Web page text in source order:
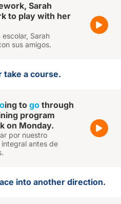
Sarah
to play with her
Sarah
sus amigos.
take a course.
ing to go through
program
on Monday.
por nuestro
antes de
into another direction.